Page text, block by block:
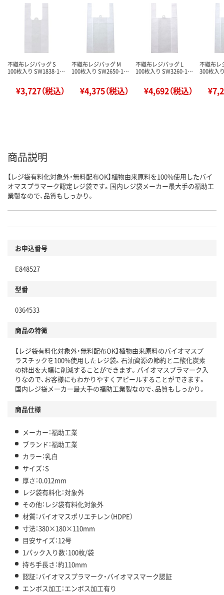
不織布レジバッグ S
100枚入り SW1838-1…
¥3,727（税込）
不織布レジバッグ M
100枚入り SW2650-1…
¥4,375（税込）
不織布レジバッグ L
100枚入り SW3260-1…
¥4,692（税込）
不織布レ
300枚入
商品説明
【レジ袋有料化対象外・無料配布OK】植物由来原料を100%使用したバイ
オマスプラマーク認定レジ袋です。国内レジ袋メーカー最大手の福助工
業製なので、品質もしっかり。
お申込番号
E848527
型番
0364533
商品の特徴
【レジ袋有料化対象外・無料配布OK】植物由来原料のバイオマスプ
ラスチックを100%使用したレジ袋。石油資源の節約と二酸化炭素
の排出を大幅に削減することができます。バイオマスプラマーク入
りなので、お客様にもわかりやすくアピールすることができます。
国内レジ袋メーカー最大手の福助工業製なので、品質もしっかり。
商品仕様
メーカー：福助工業
ブランド：福助工業
カラー：乳白
サイズ：S
厚さ：0.012mm
レジ袋有料化：対象外
その他：レジ袋有料化対象外
材質：バイオマスポリエチレン（HDPE）
寸法：380×180×110mm
目安サイズ：12号
1パック入り数：100枚/袋
持ち手長さ：約110mm
認証：バイオマスプラマーク・バイオマスマーク認証
エンボス加工：エンボス加工有り